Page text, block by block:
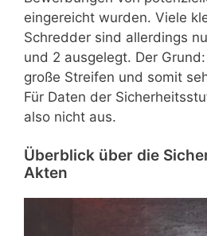
eingereicht wurden. Viele
Schredder sind allerdings
und 2 ausgelegt. Der
große Streifen und somit
Für Daten der
also nicht aus.
Überblick über die
Akten